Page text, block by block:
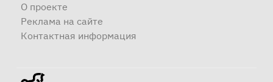
О проекте
Реклама на сайте
Контактная информация